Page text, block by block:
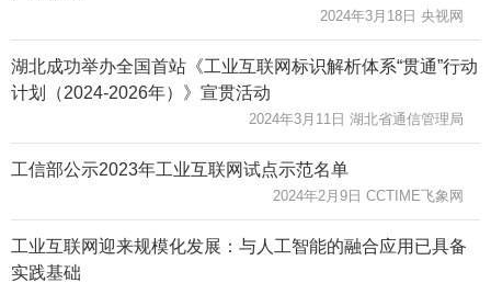
2024年3月18日 央视网
湖北成功举办全国首站《工业互联网标识解析体系“贯通”行动
计划（2024-2026年）》宣贯活动
2024年3月11日 湖北省通信管理局
工信部公示2023年工业互联网试点示范名单
2024年2月9日 CCTIME飞象网
工业互联网迎来规模化发展：与人工智能的融合应用已具备
实践基础